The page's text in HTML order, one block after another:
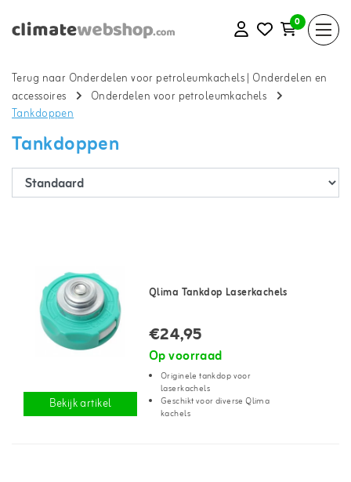
0
Terug naar Onderdelen voor petroleumkachels| Onderdelen en
accessoires
Onderdelen voor petroleumkachels
Tankdoppen
Tankdoppen
Bekijk artikel
Qlima Tankdop Laserkachels
€24,95
Op voorraad
Originele tankdop voor
laserkachels
Geschikt voor diverse Qlima
kachels